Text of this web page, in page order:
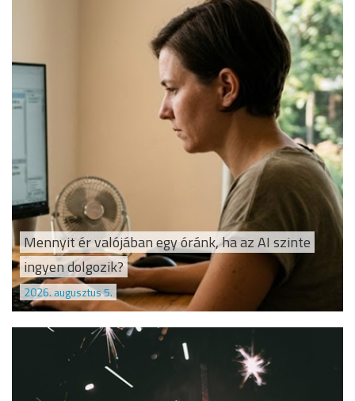
Mennyit ér valójában egy óránk, ha az AI szinte
ingyen dolgozik?
2026. augusztus 5.